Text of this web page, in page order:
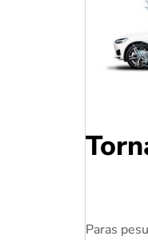
Paras